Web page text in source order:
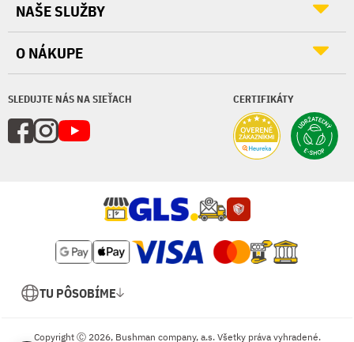
SLEDUJTE NÁS NA SIEŤACH CERTIFIKÁTY
NAŠE SLUŽBY
O NÁKUPE
TU PÔSOBÍME
Copyright Ⓒ 2026, Bushman company, a.s. Všetky práva vyhradené.